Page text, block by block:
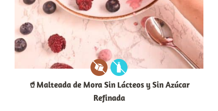
🥤Malteada de Mora Sin Lácteos y Sin Azúcar
Refinada